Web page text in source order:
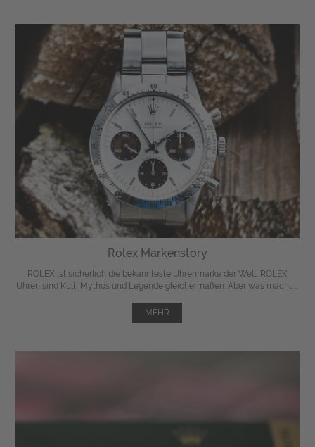
Rolex Markenstory
ROLEX ist sicherlich die bekannteste Uhrenmarke der Welt. ROLEX
Uhren sind Kult, Mythos und Legende gleichermaßen. Aber was macht ...
MEHR